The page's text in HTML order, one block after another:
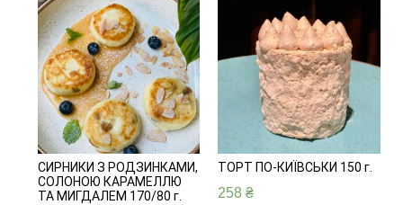
ТОРТ ПО-КИЇВСЬКИ 150 г.
258₴
СИРНИКИ З РОДЗИНКАМИ,
СОЛОНОЮ КАРАМЕЛЛЮ
ТА МИГДАЛЕМ 170/80 г.